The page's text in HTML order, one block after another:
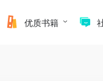
优质书籍